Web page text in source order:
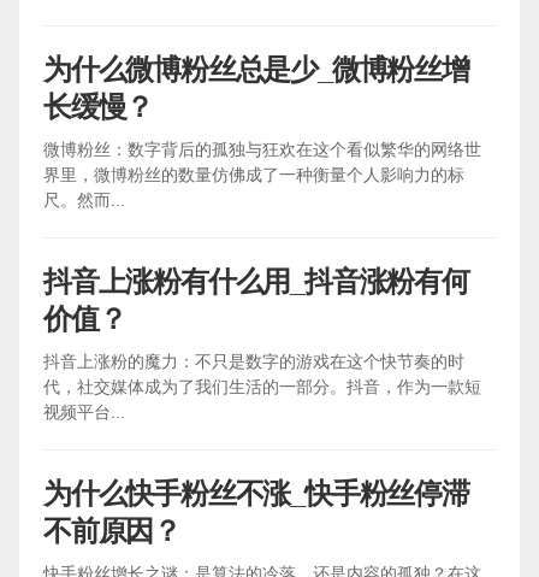
为什么微博粉丝总是少_微博粉丝增
长缓慢？
微博粉丝：数字背后的孤独与狂欢在这个看似繁华的网络世
界里，微博粉丝的数量仿佛成了一种衡量个人影响力的标
尺。然而...
抖音上涨粉有什么用_抖音涨粉有何
价值？
抖音上涨粉的魔力：不只是数字的游戏在这个快节奏的时
代，社交媒体成为了我们生活的一部分。抖音，作为一款短
视频平台...
为什么快手粉丝不涨_快手粉丝停滞
不前原因？